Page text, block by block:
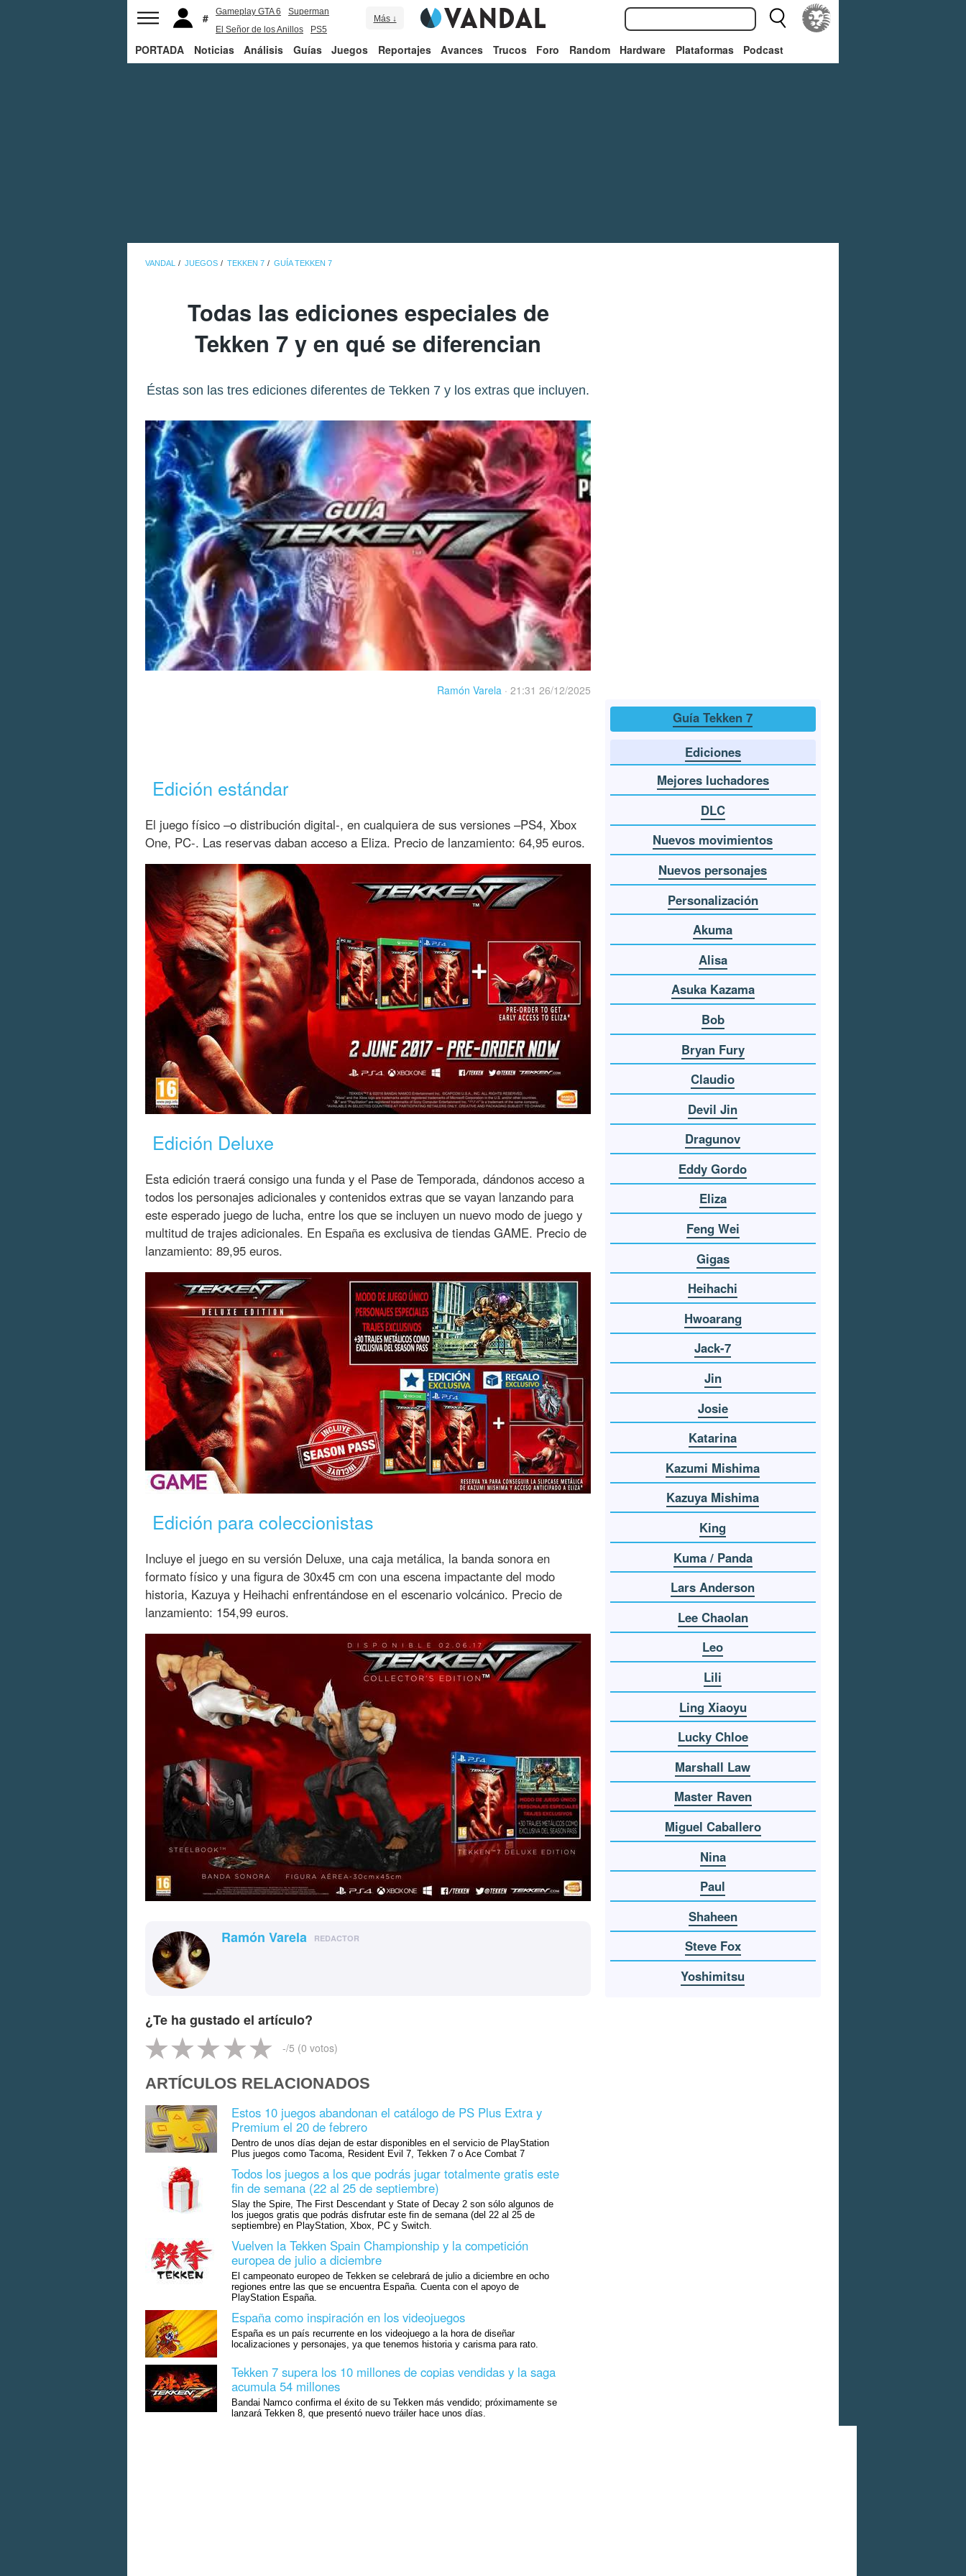
Gameplay GTA 6
Superman
El Señor de los Anillos
PS5
Más ↓
PORTADA Noticias Análisis Guías Juegos Reportajes Avances Trucos Foro Random Hardware Plataformas Podcast
VANDAL JUEGOS TEKKEN 7 GUÍA TEKKEN 7
Todas las ediciones especiales de
Tekken 7 y en qué se diferencian
Éstas son las tres ediciones diferentes de Tekken 7 y los extras que incluyen.
Ramón Varela · 21:31 26/12/2025
Edición estándar
El juego físico –o distribución digital-, en cualquiera de sus versiones –PS4, Xbox
One, PC-. Las reservas daban acceso a Eliza. Precio de lanzamiento: 64,95 euros.
Edición Deluxe
Esta edición traerá consigo una funda y el Pase de Temporada, dándonos acceso a
todos los personajes adicionales y contenidos extras que se vayan lanzando para
este esperado juego de lucha, entre los que se incluyen un nuevo modo de juego y
multitud de trajes adicionales. En España es exclusiva de tiendas GAME. Precio de
lanzamiento: 89,95 euros.
Edición para coleccionistas
Incluye el juego en su versión Deluxe, una caja metálica, la banda sonora en
formato físico y una figura de 30x45 cm con una escena impactante del modo
historia, Kazuya y Heihachi enfrentándose en el escenario volcánico. Precio de
lanzamiento: 154,99 euros.
Ramón Varela REDACTOR
¿Te ha gustado el artículo?
-/5 (0 votos)
ARTÍCULOS RELACIONADOS
Estos 10 juegos abandonan el catálogo de PS Plus Extra y
Premium el 20 de febrero
Dentro de unos días dejan de estar disponibles en el servicio de PlayStation
Plus juegos como Tacoma, Resident Evil 7, Tekken 7 o Ace Combat 7
Todos los juegos a los que podrás jugar totalmente gratis este
fin de semana (22 al 25 de septiembre)
Slay the Spire, The First Descendant y State of Decay 2 son sólo algunos de
los juegos gratis que podrás disfrutar este fin de semana (del 22 al 25 de
septiembre) en PlayStation, Xbox, PC y Switch.
Vuelven la Tekken Spain Championship y la competición
europea de julio a diciembre
El campeonato europeo de Tekken se celebrará de julio a diciembre en ocho
regiones entre las que se encuentra España. Cuenta con el apoyo de
PlayStation España.
España como inspiración en los videojuegos
España es un país recurrente en los videojuego a la hora de diseñar
localizaciones y personajes, ya que tenemos historia y carisma para rato.
Tekken 7 supera los 10 millones de copias vendidas y la saga
acumula 54 millones
Bandai Namco confirma el éxito de su Tekken más vendido; próximamente se
lanzará Tekken 8, que presentó nuevo tráiler hace unos días.
Guía Tekken 7
Ediciones
Mejores luchadores
DLC
Nuevos movimientos
Nuevos personajes
Personalización
Akuma
Alisa
Asuka Kazama
Bob
Bryan Fury
Claudio
Devil Jin
Dragunov
Eddy Gordo
Eliza
Feng Wei
Gigas
Heihachi
Hwoarang
Jack-7
Jin
Josie
Katarina
Kazumi Mishima
Kazuya Mishima
King
Kuma / Panda
Lars Anderson
Lee Chaolan
Leo
Lili
Ling Xiaoyu
Lucky Chloe
Marshall Law
Master Raven
Miguel Caballero
Nina
Paul
Shaheen
Steve Fox
Yoshimitsu